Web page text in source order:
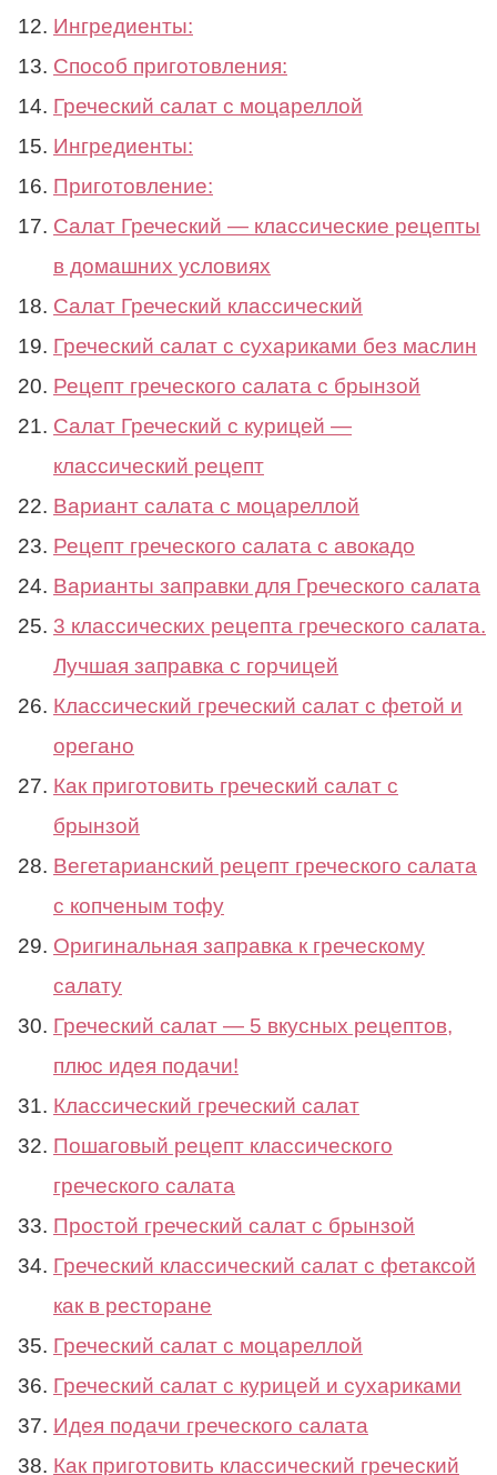
Ингредиенты:
Способ приготовления:
Греческий салат с моцареллой
Ингредиенты:
Приготовление:
Салат Греческий — классические рецепты
в домашних условиях
Салат Греческий классический
Греческий салат с сухариками без маслин
Рецепт греческого салата с брынзой
Салат Греческий с курицей —
классический рецепт
Вариант салата с моцареллой
Рецепт греческого салата с авокадо
Варианты заправки для Греческого салата
3 классических рецепта греческого салата.
Лучшая заправка с горчицей
Классический греческий салат с фетой и
орегано
Как приготовить греческий салат с
брынзой
Вегетарианский рецепт греческого салата
с копченым тофу
Оригинальная заправка к греческому
салату
Греческий салат — 5 вкусных рецептов,
плюс идея подачи!
Классический греческий салат
Пошаговый рецепт классического
греческого салата
Простой греческий салат с брынзой
Греческий классический салат с фетаксой
как в ресторане
Греческий салат с моцареллой
Греческий салат с курицей и сухариками
Идея подачи греческого салата
Как приготовить классический греческий